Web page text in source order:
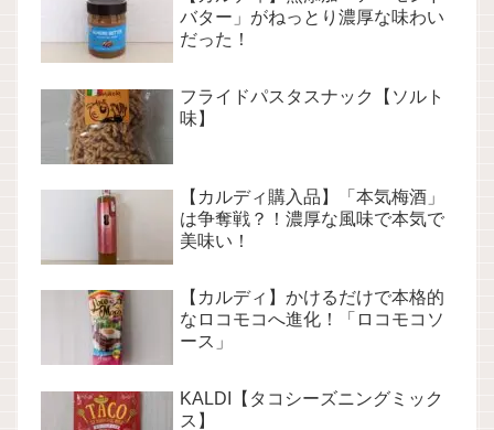
バター」がねっとり濃厚な味わい
だった！
フライドパスタスナック【ソルト
味】
【カルディ購入品】「本気梅酒」
は争奪戦？！濃厚な風味で本気で
美味い！
【カルディ】かけるだけで本格的
なロコモコへ進化！「ロコモコソ
ース」
KALDI【タコシーズニングミック
ス】